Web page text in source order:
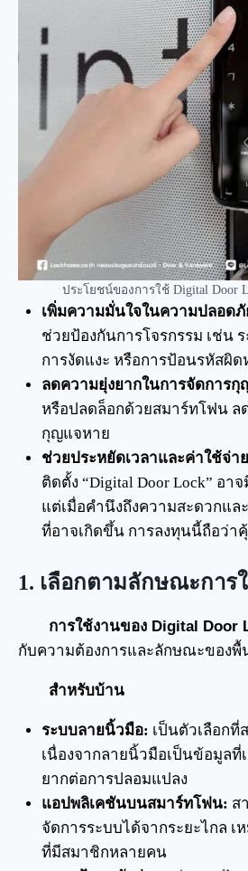
ประโยชน์ของการใช้ Digital Door
เพิ่มความมั่นใจในความปลอดภั
ช่วยป้องกันการโจรกรรม เช่น
การงัดแงะ หรือการป้อนรหัสผิด
ลดความยุ่งยากในการจัดการกุ
หรือปลดล็อกด้วยสมาร์ทโฟน
กุญแจหาย
ช่วยประหยัดเวลาและค่าใช้จ่า
ติดตั้ง “Digital Door Lock” อา
แต่เมื่อคำนึงถึงความสะดวกแล
ที่อาจเกิดขึ้น การลงทุนนี้ถือว่า
1. เลือกตามลักษณะการ
การใช้งานของ Digital Door
กับความต้องการและลักษณะของ
สำหรับบ้าน
ระบบลายนิ้วมือ: เป็นตัวเลือกที่
เนื่องจากลายนิ้วมือเป็นข้อมูลที่
ยากต่อการปลอมแปลง
แอปพลิเคชันบนสมาร์ทโฟน: ส
จัดการระบบได้จากระยะไกล เ
ที่มีสมาชิกหลายคน